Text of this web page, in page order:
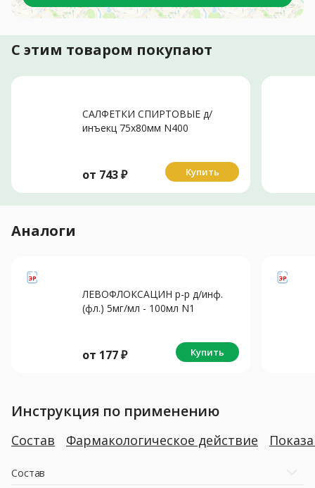
С этим товаром покупают
САЛФЕТКИ СПИРТОВЫЕ д/
инъекц 75х80мм N400
от 743₽ Купить
Аналоги
ЛЕВОФЛОКСАЦИН р-р д/инф.
(фл.) 5мг/мл - 100мл N1
от 177₽ Купить
Инструкция по применению
Состав Фармакологическое действие
Состав